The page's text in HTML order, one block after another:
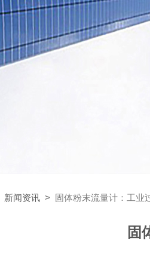
新闻资讯 > 固体粉末流量计：工业
固